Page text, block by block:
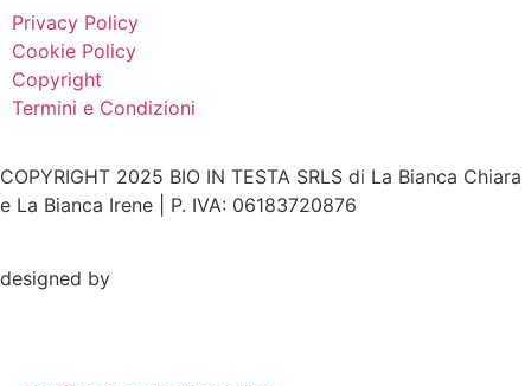
Privacy Policy
Cookie Policy
Copyright
Termini e Condizioni
COPYRIGHT 2025 BIO IN TESTA SRLS di La Bianca Chiara
e La Bianca Irene | P. IVA: 06183720876
designed by